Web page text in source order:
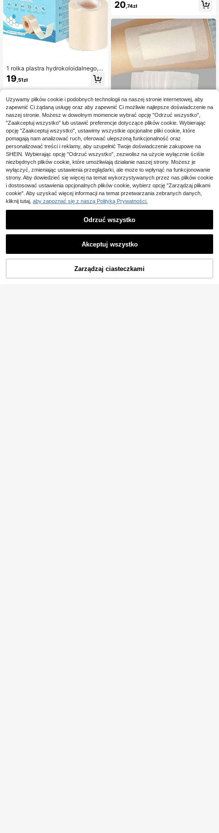
1 rolka plastra hydrokoloidalnego, p
laster maskujący blizny, duży rozmi
ar, samoprzylepny, superchłonny, el
astyczny i wodoodporny, do samod
zielnego docinania, 5 cm x 150 cm
19 ,51zł
osowo, do apteczki pierwszej pomo
cy
20 ,74zł
Zaoszczędź 0,03zł
18/32 szt. samoprzylepnych opatru
nków, oddychających bandaży z g
azy, taśm do mocowania bandaży,
taśm sportowych i akcesoriów
33 Left
13 ,89zł 13,92zł najniższa cena
DODAJ DO KOSZYKA
Używamy plików cookie i podobnych technologii na naszej stronie internetowej, aby
zapewnić Ci żądaną usługę oraz aby zapewnić Ci możliwie najlepsze doświadczenie na
naszej stronie. Możesz w dowolnym momencie wybrać opcję "Odrzuć wszystko",
"Zaakceptuj wszystko" lub ustawić preferencje dotyczące plików cookie. Wybierając
opcję "Zaakceptuj wszystko", ustawimy wszystkie opcjonalne pliki cookie, które
pomagają nam analizować ruch, oferować ulepszoną funkcjonalność oraz
personalizować treści i reklamy, aby uzupełnić Twoje doświadczenie zakupowe na
SHEIN. Wybierając opcję "Odrzuć wszystko", zezwolisz na użycie wyłącznie ściśle
niezbędnych plików cookie, które umożliwiają działanie naszej strony. Możesz je
wyłączyć, zmieniając ustawienia przeglądarki, ale może to wpłynąć na funkcjonowanie
strony. Aby dowiedzieć się więcej na temat wykorzystywanych przez nas plików cookie
i dostosować ustawienia opcjonalnych plików cookie, wybierz opcję "Zarządzaj plikami
cookie". Aby uzyskać więcej informacji na temat przetwarzania zebranych danych,
kliknij tutaj, aby zapoznać się z naszą Polityką Prywatności.
Odrzuć wszystko
Akceptuj wszystko
Zarządzaj ciasteczkami